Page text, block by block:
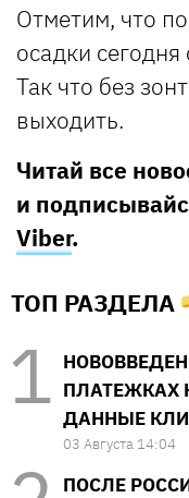
Отметим, что
осадки
Так что без
выходить.
Читай все
и
Viber.
ТОП РАЗДЕЛА
ПЛАТЕЖКАХ
ДАННЫЕ
03 Августа 14:04
ПОСЛЕ